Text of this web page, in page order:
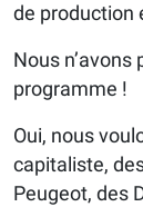
de production
Nous n’avons
programme !
Oui, nous
capitaliste,
Peugeot, des